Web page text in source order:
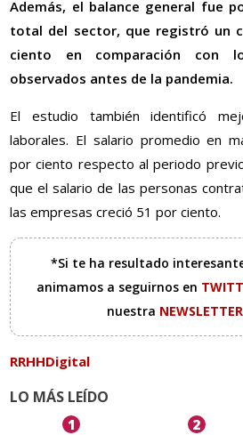
Además, el balance general fue
total del sector, que registró un
ciento en comparación con
observados antes de la pandemia.
El estudio también identificó
laborales. El salario promedio en
por ciento respecto al periodo
que el salario de las personas
las empresas creció 51 por ciento.
*Si te ha resultado
animamos a seguirnos en
nuestra
RRHHDigital
LO MÁS LEÍDO
1 2